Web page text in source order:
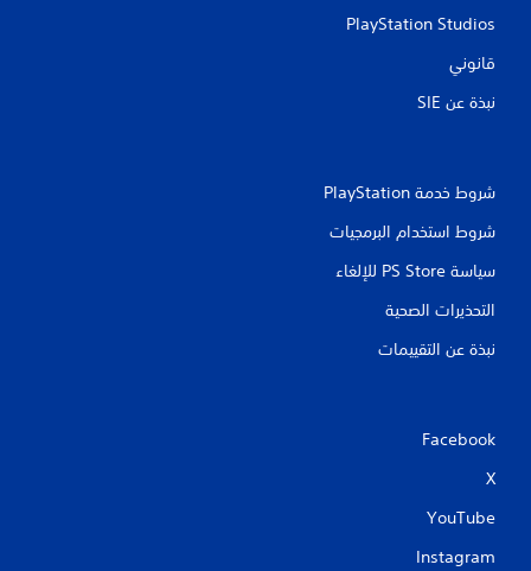
PlayStation Studios
قانوني
نبذة عن SIE‏
شروط خدمة PlayStation‏
شروط استخدام البرمجيات
سياسة PS Store للإلغاء
التحذيرات الصحية
نبذة عن التقييمات
Facebook
X
YouTube
Instagram